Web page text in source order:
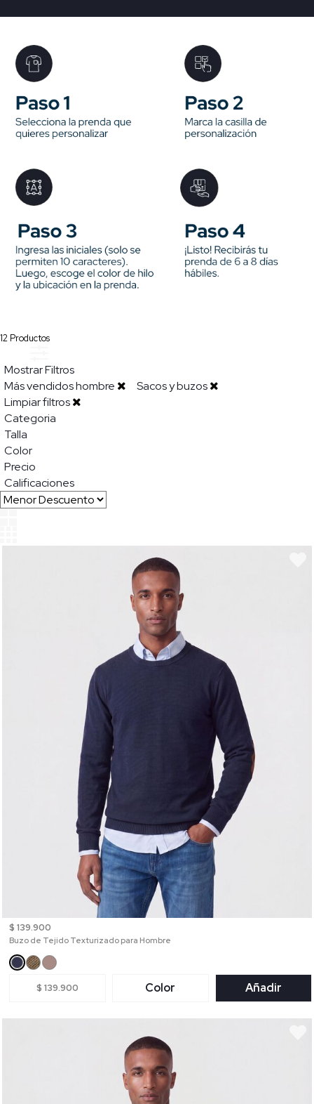
12 Productos
Mostrar Filtros
Más vendidos hombre
Sacos y buzos
Limpiar filtros
Categoria
Talla
Color
Precio
Calificaciones
$ 139.900
Buzo de Tejido Texturizado para Hombre
$ 139.900 Color Añadir